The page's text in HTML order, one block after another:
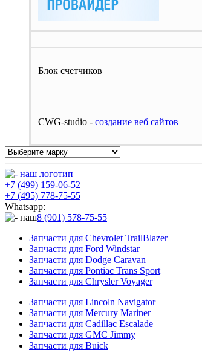
Блок счетчиков
CWG-studio - cоздание веб сайтов
+7 (499) 159-06-52
+7 (495) 778-75-55
Whatsapp:
8 (901) 578-75-55
Запчасти для Chevrolet TrailBlazer
Запчасти для Ford Windstar
Запчасти для Dodge Caravan
Запчасти для Pontiac Trans Sport
Запчасти для Chrysler Voyager
Запчасти для Lincoln Navigator
Запчасти для Mercury Mariner
Запчасти для Cadillac Escalade
Запчасти для GMC Jimmy
Запчасти для Buick